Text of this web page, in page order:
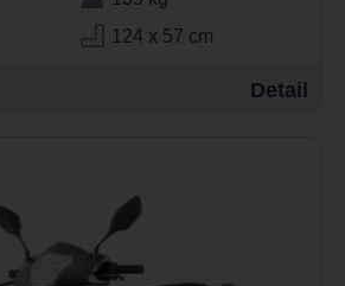
124 x 57 cm
Detail